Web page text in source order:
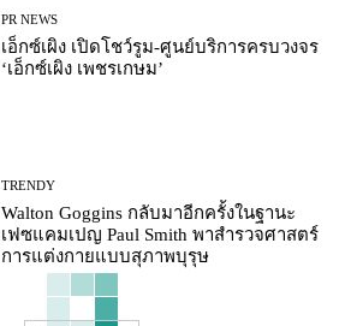
PR NEWS
เอ็กซ์เผิง เปิดโชว์รูม-ศูนย์บริการครบวงจร
‘เอ็กซ์เผิง เพชรเกษม’
TRENDY
Walton Goggins กลับมาอีกครั้งในฐานะ
เฟซแคมเปญ Paul Smith พาสำรวจศาสตร์
การแต่งกายแบบสุภาพบุรุษ